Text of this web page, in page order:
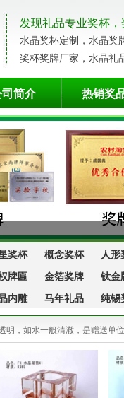
发现礼品专业奖杯
水晶奖杯定制，水晶奖
奖杯奖牌厂家，水晶礼
司简介 热销奖
奖杯 概念奖杯 人形
牌匾 金箔奖牌 钛金
内雕 马年礼品 纯锡
明，如水一般清澈，是赠送单